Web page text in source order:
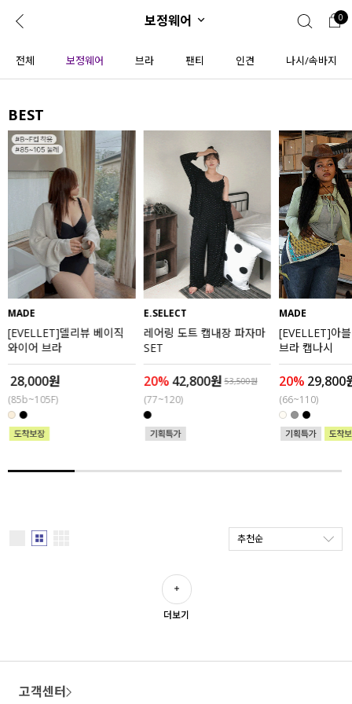
로그인 0
ENG
JP
콘텐츠 리뷰 & 혜택 회원혜택 입
CATEGORY COMMUNITY
도착보장⚡
인플루언서 pick!
신상 5%
베스트
MADE
세트할인 ~30%
하객룩
원피스
니트
ALL
익스클루시브
아우터
블라우스
액티브웨어
ACC
보정웨어 0
전체 보정웨어 브라 팬티 인견 나시/속바지
BEST
MADE
[EVELLET]델리뷰 베이직
와이어 브라
28,000원
(85b~105F)
E.SELECT
레어링 도트 캡내장 파자마
SET
20%42,800원 53,500원
(77~120)
MADE
[EVELLET]아
브라 캡나시
20% 29,800
(66~110)
추천순
더보기
고객센터